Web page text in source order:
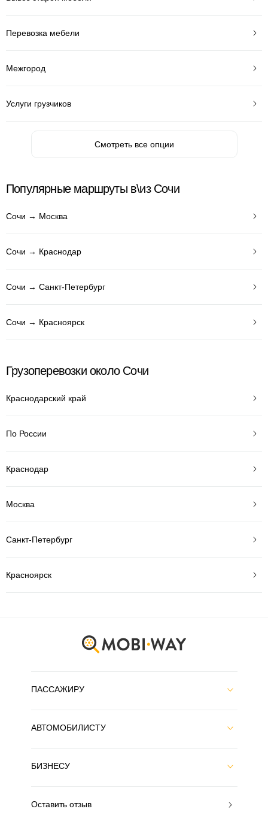
Перевозка мебели
Межгород
Услуги грузчиков
Смотреть все опции
Популярные маршруты в\из Сочи
Сочи → Москва
Сочи → Краснодар
Сочи → Санкт-Петербург
Сочи → Красноярск
Грузоперевозки около Сочи
Краснодарский край
По России
Краснодар
Москва
Санкт-Петербург
Красноярск
ПАССАЖИРУ
АВТОМОБИЛИСТУ
БИЗНЕСУ
Оставить отзыв